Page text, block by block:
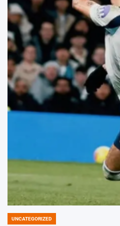
POSTED
UNCATEGORIZED